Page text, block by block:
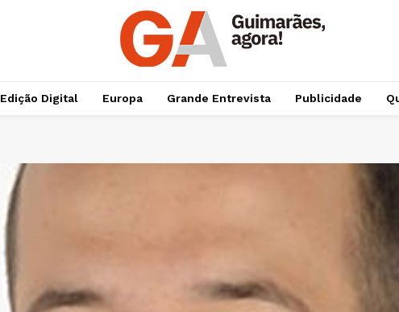
Edição Digital Europa Grande Entrevista Publicidade